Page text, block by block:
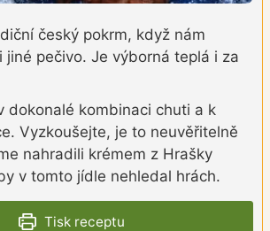
český pokrm, když nám
jiné pečivo. Je výborná teplá i za
dokonalé kombinaci chuti a k
Vyzkoušejte, je to neuvěřitelně
nahradili krémem z Hrašky
v tomto jídle nehledal hrách.
Tisk receptu